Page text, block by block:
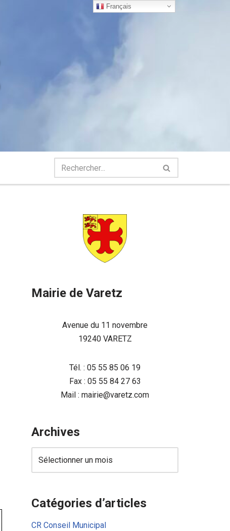
Mairie de Varetz
Avenue du 11 novembre
19240 VARETZ
Tél. : 05 55 85 06 19
Fax : 05 55 84 27 63
Mail : mairie@varetz.com
Archives
Catégories d’articles
CR Conseil Municipal
Français